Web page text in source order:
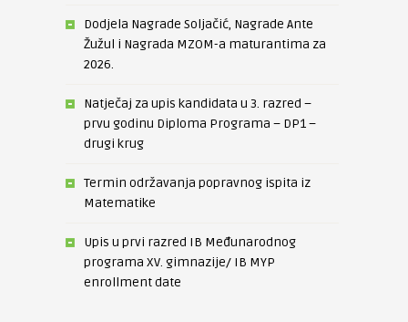
Dodjela Nagrade Soljačić, Nagrade Ante
Žužul i Nagrada MZOM-a maturantima za
2026.
Natječaj za upis kandidata u 3. razred –
prvu godinu Diploma Programa – DP1 –
drugi krug
Termin održavanja popravnog ispita iz
Matematike
Upis u prvi razred IB Međunarodnog
programa XV. gimnazije/ IB MYP
enrollment date